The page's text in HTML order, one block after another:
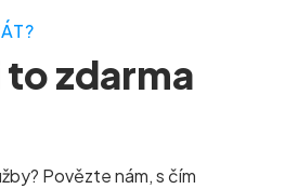
zdarma
Povězte nám, s čím